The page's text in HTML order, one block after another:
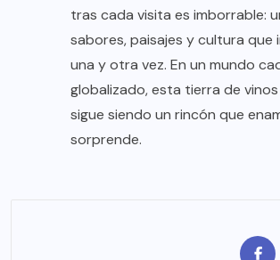
tras cada visita es imborrable:
sabores, paisajes y cultura que
una y otra vez. En un mundo
globalizado, esta tierra de
sigue siendo un rincón que
sorprende.